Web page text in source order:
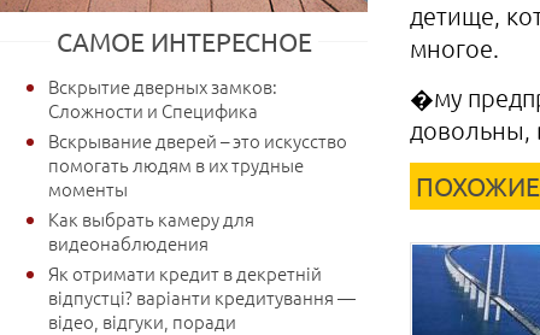
САМОЕ ИНТЕРЕСНОЕ
Вскрытие дверных замков:
Сложности и Специфика
Вскрывание дверей – это искусство
помогать людям в их трудные
моменты
Как выбрать камеру для
видеонаблюдения
Як отримати кредит в декретній
відпустці? варіанти кредитування —
відео, відгуки, поради
детище,
многое.
�му
довольны,